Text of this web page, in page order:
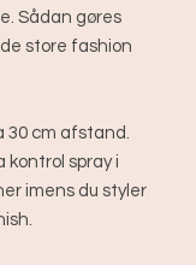
Sådan gøres
store fashion
30 cm afstand.
kontrol spray i
imens du styler